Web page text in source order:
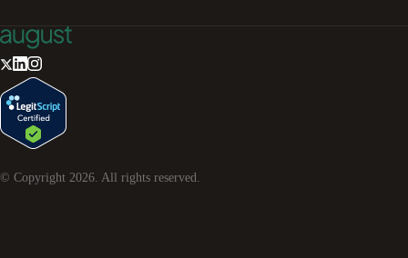
© Copyright 2026 . All rights reserved.